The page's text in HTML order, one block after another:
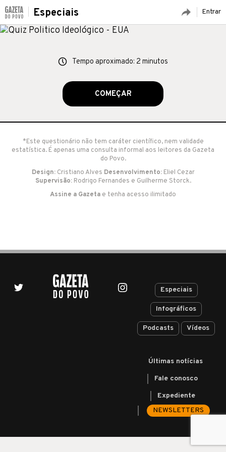
Entrar
Especiais
Tempo aproximado: 2 minutos
COMEÇAR
*Este questionário não tem caráter científico, nem validade
estatística. É apenas uma consulta informal aos leitores da Gazeta
do Povo.
Design:Cristiano Alves Desenvolvimento:Eliel Cezar
Supervisão:Rodrigo Fernandes e Guilherme Storck.
Assine a Gazeta e tenha acesso ilimitado
Especiais
Infográficos
Podcasts Vídeos
Últimas notícias
Fale conosco
Expediente
NEWSLETTERS